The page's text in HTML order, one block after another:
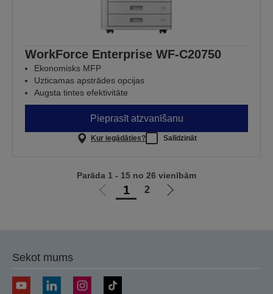
WorkForce Enterprise WF-C20750
Ekonomisks MFP
Uzticamas apstrādes opcijas
Augsta tintes efektivitāte
Pieprasīt atzvanīšanu
Kur iegādāties? Salīdzināt
Iet
1 2
Iet
Parāda 1 - 15 no 26 vienībām
Sekot mums